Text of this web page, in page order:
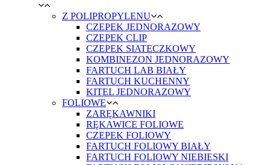
Z POLIPROPYLENU
CZEPEK JEDNORAZOWY
CZEPEK CLIP
CZEPEK SIATECZKOWY
KOMBINEZON JEDNORAZOWY
FARTUCH LAB BIAŁY
FARTUCH KUCHENNY
KITEL JEDNORAZOWY
FOLIOWE
ZARĘKAWNIKI
RĘKAWICE FOLIOWE
CZEPEK FOLIOWY
FARTUCH FOLIOWY BIAŁY
FARTUCH FOLIOWY NIEBIESKI